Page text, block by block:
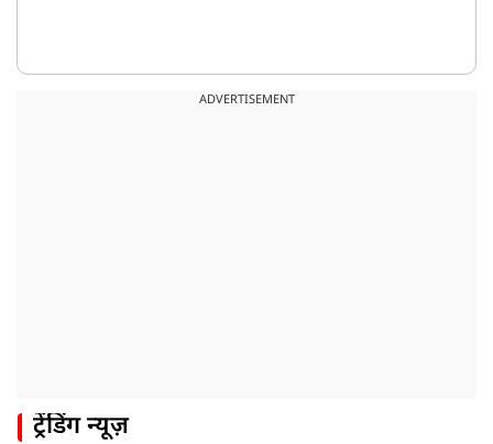
ADVERTISEMENT
ट्रेंडिंग न्यूज़